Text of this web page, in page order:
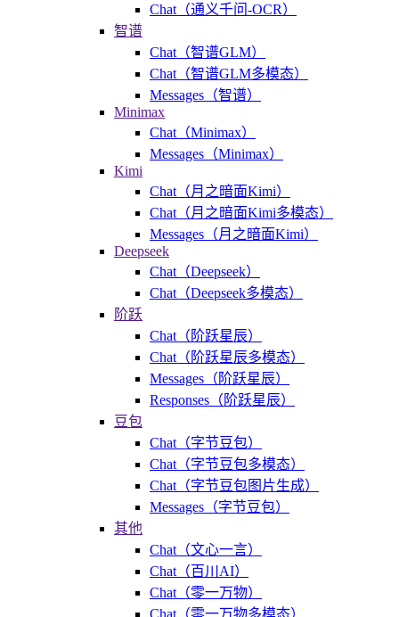
Chat（通义千问-OCR）
智谱
Chat（智谱GLM）
Chat（智谱GLM多模态）
Messages（智谱）
Minimax
Chat（Minimax）
Messages（Minimax）
Kimi
Chat（月之暗面Kimi）
Chat（月之暗面Kimi多模态）
Messages（月之暗面Kimi）
Deepseek
Chat（Deepseek）
Chat（Deepseek多模态）
阶跃
Chat（阶跃星辰）
Chat（阶跃星辰多模态）
Messages（阶跃星辰）
Responses（阶跃星辰）
豆包
Chat（字节豆包）
Chat（字节豆包多模态）
Chat（字节豆包图片生成）
Messages（字节豆包）
其他
Chat（文心一言）
Chat（百川AI）
Chat（零一万物）